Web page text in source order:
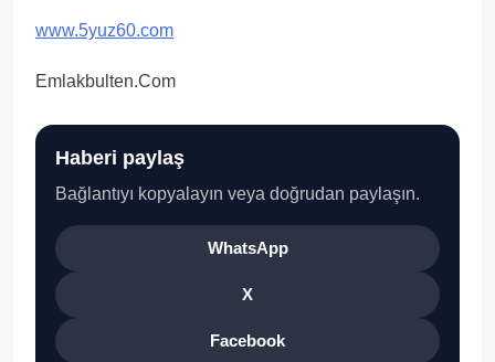
www.5yuz60.com
Emlakbulten.Com
Haberi paylaş
Bağlantıyı kopyalayın veya doğrudan paylaşın.
WhatsApp
X
Facebook